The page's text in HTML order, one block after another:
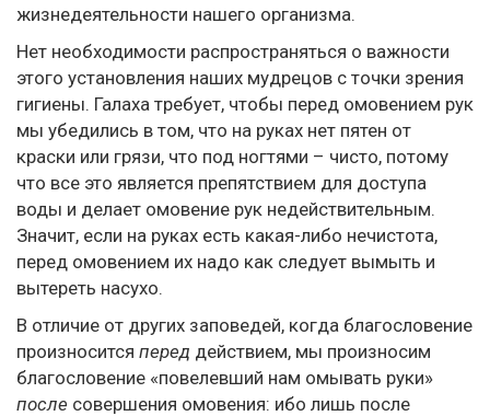
жизнедеятельности нашего организма.
Нет необходимости распространяться о важности
этого установления наших мудрецов с точки зрения
гигиены. Галаха требует, чтобы перед омовением рук
мы убедились в том, что на руках нет пятен от
краски или грязи, что под ногтями – чисто, потому
что все это является препятствием для доступа
воды и делает омовение рук недействительным.
Значит, если на руках есть какая-либо нечистота,
перед омовением их надо как следует вымыть и
вытереть насухо.
В отличие от других заповедей, когда благословение
произносится перед действием, мы произносим
благословение «повелевший нам омывать руки»
после совершения омовения: ибо лишь после